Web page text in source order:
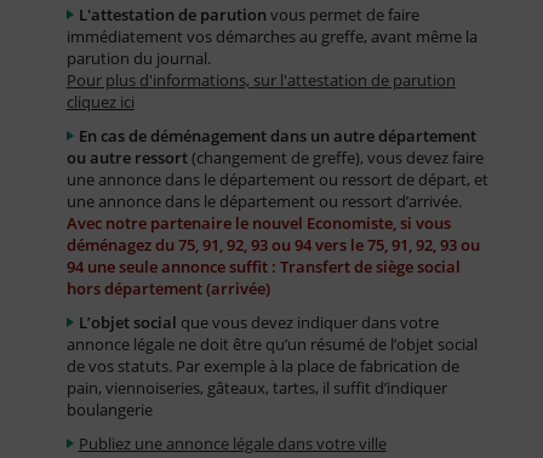
L'attestation de parution vous permet de faire
immédiatement vos démarches au greffe, avant même la
parution du journal.
Pour plus d'informations, sur l'attestation de parution
cliquez ici
En cas de déménagement dans un autre département
ou autre ressort(changement de greffe), vous devez faire
une annonce dans le département ou ressort de départ, et
une annonce dans le département ou ressort d’arrivée.
Avec notre partenaire le nouvel Economiste, si vous
déménagez du 75, 91, 92, 93 ou 94 vers le 75, 91, 92, 93 ou
94 une seule annonce suffit : Transfert de siège social
hors département (arrivée)
L’objet social que vous devez indiquer dans votre
annonce légale ne doit être qu’un résumé de l’objet social
de vos statuts. Par exemple à la place de fabrication de
pain, viennoiseries, gâteaux, tartes, il suffit d’indiquer
boulangerie
Publiez une annonce légale dans votre ville